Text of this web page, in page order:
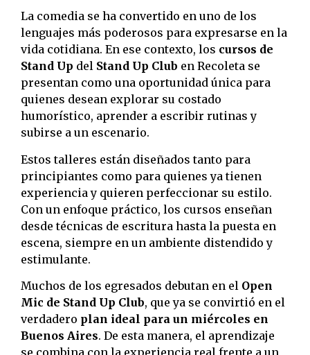
La comedia se ha convertido en uno de los
lenguajes más poderosos para expresarse en la
vida cotidiana. En ese contexto, los cursos de
Stand Up del Stand Up Club en Recoleta se
presentan como una oportunidad única para
quienes desean explorar su costado
humorístico, aprender a escribir rutinas y
subirse a un escenario.
Estos talleres están diseñados tanto para
principiantes como para quienes ya tienen
experiencia y quieren perfeccionar su estilo.
Con un enfoque práctico, los cursos enseñan
desde técnicas de escritura hasta la puesta en
escena, siempre en un ambiente distendido y
estimulante.
Muchos de los egresados debutan en el Open
Mic de Stand Up Club, que ya se convirtió en el
verdadero plan ideal para un miércoles en
Buenos Aires. De esta manera, el aprendizaje